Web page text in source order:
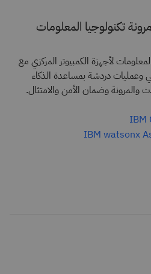
تكنولوجيا المعلومات
لأجهزة الكمبيوتر المركزي مع
وعمليات دردشة بمساعدة الذكاء
والمرونة وضمان الأمن والامتثال.